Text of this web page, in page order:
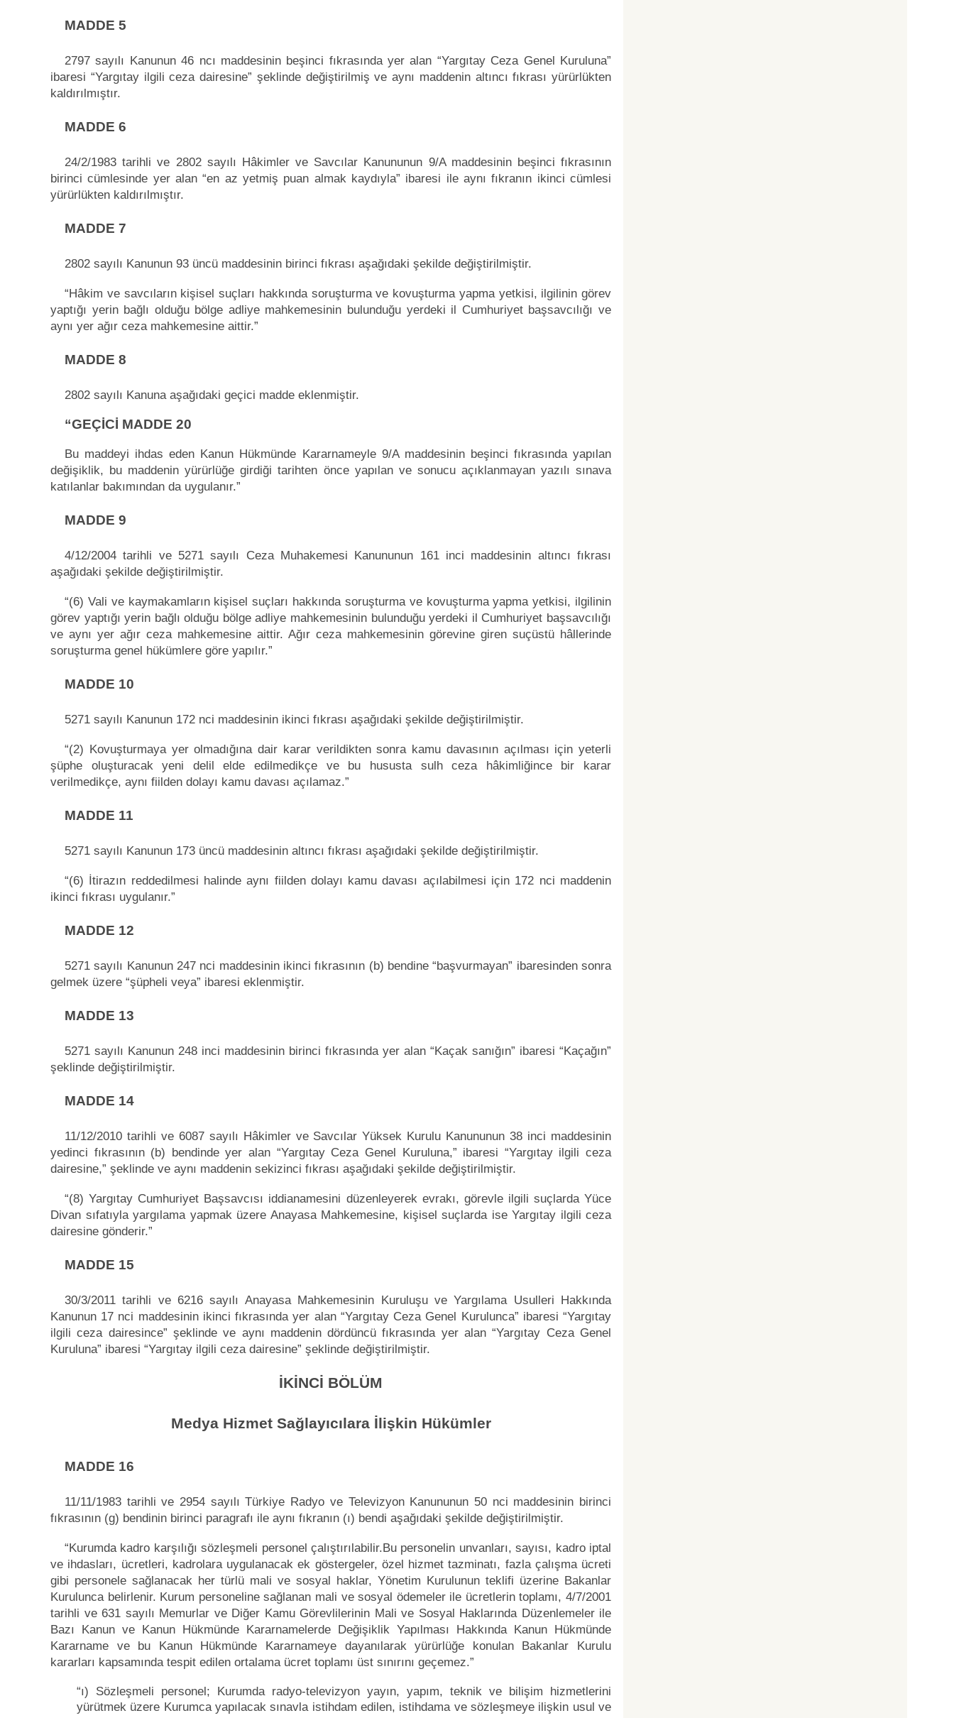
MADDE 5
2797 sayılı Kanunun 46 ncı maddesinin beşinci fıkrasında yer alan “Yargıtay Ceza Genel Kuruluna”
ibaresi “Yargıtay ilgili ceza dairesine” şeklinde değiştirilmiş ve aynı maddenin altıncı fıkrası yürürlükten
kaldırılmıştır.
MADDE 6
24/2/1983 tarihli ve 2802 sayılı Hâkimler ve Savcılar Kanununun 9/A maddesinin beşinci fıkrasının
birinci cümlesinde yer alan “en az yetmiş puan almak kaydıyla” ibaresi ile aynı fıkranın ikinci cümlesi
yürürlükten kaldırılmıştır.
MADDE 7
2802 sayılı Kanunun 93 üncü maddesinin birinci fıkrası aşağıdaki şekilde değiştirilmiştir.
“Hâkim ve savcıların kişisel suçları hakkında soruşturma ve kovuşturma yapma yetkisi, ilgilinin görev
yaptığı yerin bağlı olduğu bölge adliye mahkemesinin bulunduğu yerdeki il Cumhuriyet başsavcılığı ve
aynı yer ağır ceza mahkemesine aittir.”
MADDE 8
2802 sayılı Kanuna aşağıdaki geçici madde eklenmiştir.
“GEÇİCİ MADDE 20
Bu maddeyi ihdas eden Kanun Hükmünde Kararnameyle 9/A maddesinin beşinci fıkrasında yapılan
değişiklik, bu maddenin yürürlüğe girdiği tarihten önce yapılan ve sonucu açıklanmayan yazılı sınava
katılanlar bakımından da uygulanır.”
MADDE 9
4/12/2004 tarihli ve 5271 sayılı Ceza Muhakemesi Kanununun 161 inci maddesinin altıncı fıkrası
aşağıdaki şekilde değiştirilmiştir.
“(6) Vali ve kaymakamların kişisel suçları hakkında soruşturma ve kovuşturma yapma yetkisi, ilgilinin
görev yaptığı yerin bağlı olduğu bölge adliye mahkemesinin bulunduğu yerdeki il Cumhuriyet başsavcılığı
ve aynı yer ağır ceza mahkemesine aittir. Ağır ceza mahkemesinin görevine giren suçüstü hâllerinde
soruşturma genel hükümlere göre yapılır.”
MADDE 10
5271 sayılı Kanunun 172 nci maddesinin ikinci fıkrası aşağıdaki şekilde değiştirilmiştir.
“(2) Kovuşturmaya yer olmadığına dair karar verildikten sonra kamu davasının açılması için yeterli
şüphe oluşturacak yeni delil elde edilmedikçe ve bu hususta sulh ceza hâkimliğince bir karar
verilmedikçe, aynı fiilden dolayı kamu davası açılamaz.”
MADDE 11
5271 sayılı Kanunun 173 üncü maddesinin altıncı fıkrası aşağıdaki şekilde değiştirilmiştir.
“(6) İtirazın reddedilmesi halinde aynı fiilden dolayı kamu davası açılabilmesi için 172 nci maddenin
ikinci fıkrası uygulanır.”
MADDE 12
5271 sayılı Kanunun 247 nci maddesinin ikinci fıkrasının (b) bendine “başvurmayan” ibaresinden sonra
gelmek üzere “şüpheli veya” ibaresi eklenmiştir.
MADDE 13
5271 sayılı Kanunun 248 inci maddesinin birinci fıkrasında yer alan “Kaçak sanığın” ibaresi “Kaçağın”
şeklinde değiştirilmiştir.
MADDE 14
11/12/2010 tarihli ve 6087 sayılı Hâkimler ve Savcılar Yüksek Kurulu Kanununun 38 inci maddesinin
yedinci fıkrasının (b) bendinde yer alan “Yargıtay Ceza Genel Kuruluna,” ibaresi “Yargıtay ilgili ceza
dairesine,” şeklinde ve aynı maddenin sekizinci fıkrası aşağıdaki şekilde değiştirilmiştir.
“(8) Yargıtay Cumhuriyet Başsavcısı iddianamesini düzenleyerek evrakı, görevle ilgili suçlarda Yüce
Divan sıfatıyla yargılama yapmak üzere Anayasa Mahkemesine, kişisel suçlarda ise Yargıtay ilgili ceza
dairesine gönderir.”
MADDE 15
30/3/2011 tarihli ve 6216 sayılı Anayasa Mahkemesinin Kuruluşu ve Yargılama Usulleri Hakkında
Kanunun 17 nci maddesinin ikinci fıkrasında yer alan “Yargıtay Ceza Genel Kurulunca” ibaresi “Yargıtay
ilgili ceza dairesince” şeklinde ve aynı maddenin dördüncü fıkrasında yer alan “Yargıtay Ceza Genel
Kuruluna” ibaresi “Yargıtay ilgili ceza dairesine” şeklinde değiştirilmiştir.
İKİNCİ BÖLÜM
Medya Hizmet Sağlayıcılara İlişkin Hükümler
MADDE 16
11/11/1983 tarihli ve 2954 sayılı Türkiye Radyo ve Televizyon Kanununun 50 nci maddesinin birinci
fıkrasının (g) bendinin birinci paragrafı ile aynı fıkranın (ı) bendi aşağıdaki şekilde değiştirilmiştir.
“Kurumda kadro karşılığı sözleşmeli personel çalıştırılabilir.Bu personelin unvanları, sayısı, kadro iptal
ve ihdasları, ücretleri, kadrolara uygulanacak ek göstergeler, özel hizmet tazminatı, fazla çalışma ücreti
gibi personele sağlanacak her türlü mali ve sosyal haklar, Yönetim Kurulunun teklifi üzerine Bakanlar
Kurulunca belirlenir. Kurum personeline sağlanan mali ve sosyal ödemeler ile ücretlerin toplamı, 4/7/2001
tarihli ve 631 sayılı Memurlar ve Diğer Kamu Görevlilerinin Mali ve Sosyal Haklarında Düzenlemeler ile
Bazı Kanun ve Kanun Hükmünde Kararnamelerde Değişiklik Yapılması Hakkında Kanun Hükmünde
Kararname ve bu Kanun Hükmünde Kararnameye dayanılarak yürürlüğe konulan Bakanlar Kurulu
kararları kapsamında tespit edilen ortalama ücret toplamı üst sınırını geçemez.”
“ı) Sözleşmeli personel; Kurumda radyo-televizyon yayın, yapım, teknik ve bilişim hizmetlerini
yürütmek üzere Kurumca yapılacak sınavla istihdam edilen, istihdama ve sözleşmeye ilişkin usul ve